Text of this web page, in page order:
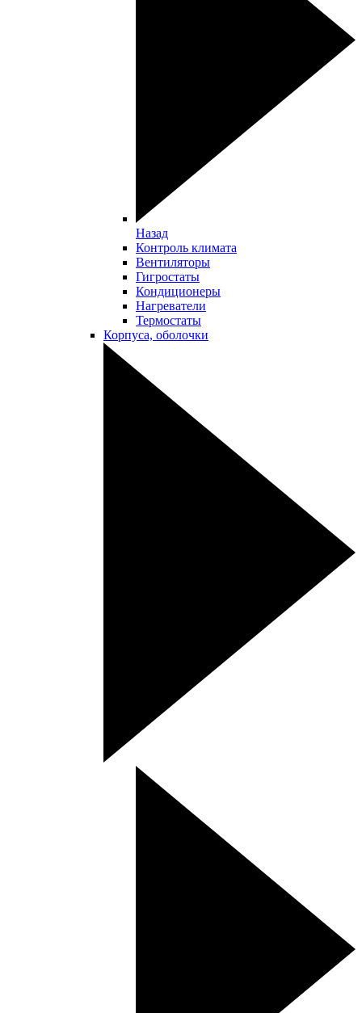
Назад
Контроль климата
Вентиляторы
Гигростаты
Кондиционеры
Нагреватели
Термостаты
Корпуса, оболочки